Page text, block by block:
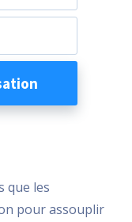
que les
pour assouplir